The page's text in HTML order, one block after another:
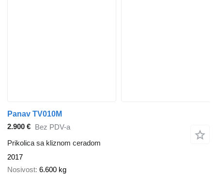
Panav TV010M
2.900 € Bez PDV-a
Prikolica sa kliznom ceradom
2017
Nosivost 6.600 kg